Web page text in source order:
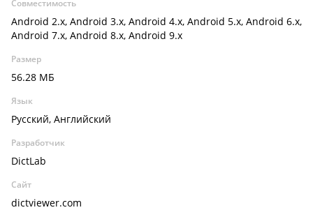
Совместимость
Android 2.x, Android 3.x, Android 4.x, Android 5.x, Android 6.x,
Android 7.x, Android 8.x, Android 9.x
Размер
56.28 МБ
Язык
Русский, Английский
Разработчик
DictLab
Сайт
dictviewer.com